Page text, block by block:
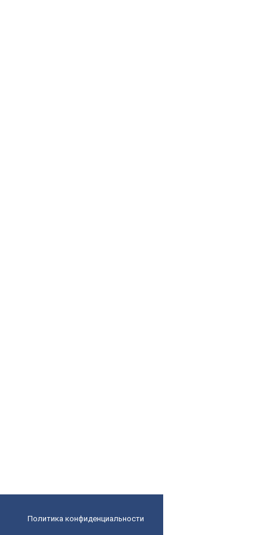
Политика конфиденциальности